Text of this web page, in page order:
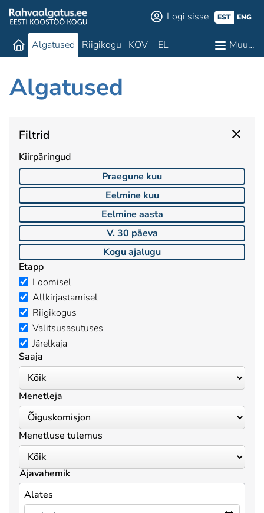
Logi sisse EST ENG
Algatused Riigikogu KOV EL Muu…
Algatused
Filtrid
Kiirpäringud
Praegune kuu
Eelmine kuu
Eelmine aasta
V. 30 päeva
Kogu ajalugu
Etapp
Loomisel
Allkirjastamisel
Riigikogus
Valitsusasutuses
Järelkaja
Saaja
Menetleja
Menetluse tulemus
Ajavahemik
Alates